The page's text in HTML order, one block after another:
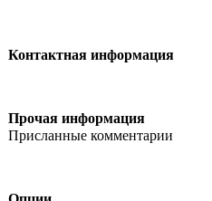
Контактная информация
Прочая информация
Присланные комментарии